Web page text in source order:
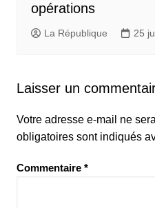
opérations
La République 25
Laisser un
Votre adresse e-mail ne
obligatoires sont indiqués
Commentaire *